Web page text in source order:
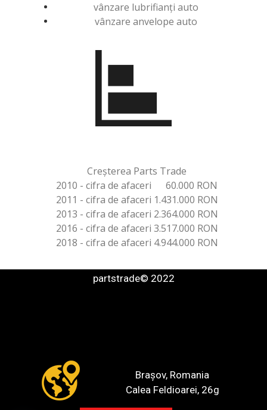
Brașov, Romania
Calea Feldioarei, 26g
partstrade© 2022
Creșterea Parts Trade
2010 - cifra de afaceri 60.000 RON
2011 - cifra de afaceri 1.431.000 RON
2013 - cifra de afaceri 2.364.000 RON
2016 - cifra de afaceri 3.517.000 RON
2018 - cifra de afaceri 4.944.000 RON
vânzare lubrifianți auto
vânzare anvelope auto